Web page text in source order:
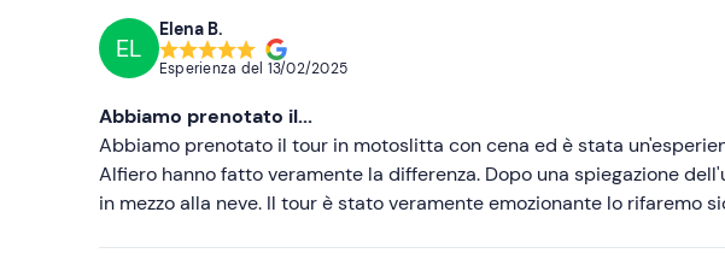
EL
Elena B.
Esperienza del 13/02/2025
Abbiamo prenotato il...
Abbiamo prenotato il tour in motoslitta con cena ed è stata
Alfiero hanno fatto veramente la differenza. Dopo una spiegazione
in mezzo alla neve. Il tour è stato veramente emozionante lo rifaremo